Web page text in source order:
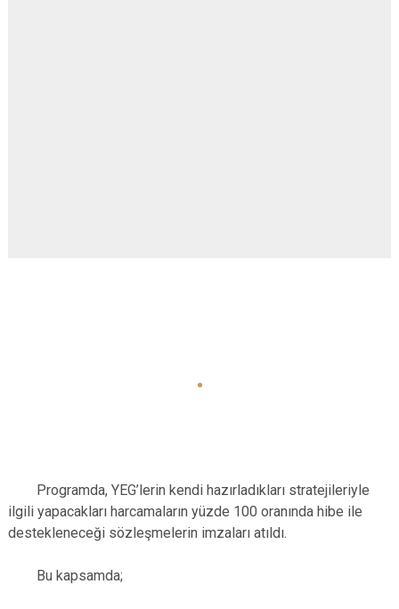
Programda, YEG’lerin kendi hazırladıkları stratejileriyle
ilgili yapacakları harcamaların yüzde 100 oranında hibe ile
destekleneceği sözleşmelerin imzaları atıldı.
Bu kapsamda;